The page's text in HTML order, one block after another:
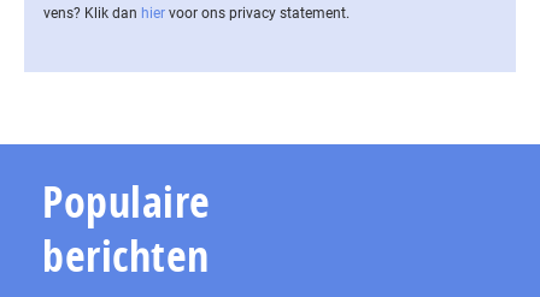
vens? Klik dan hier voor ons privacy statement.
Populaire
berichten